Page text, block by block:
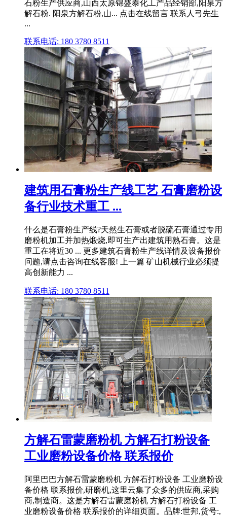
石粉生产供应商,山西太原锦盛泰化工产品经销部,阳泉方
解石粉. 阳泉方解石粉,山... 点击在线留言 联系人弓先生
...
联系电话: 180 3780 8511
建筑用石膏粉生产线工艺 石膏磨粉设
备行业技术重工 ...
什么是石膏粉生产线?天然生石膏或者脱硫石膏通过专用
磨粉机加工并加热煅烧,即可生产出建筑用熟石膏。这是
重工在将近30 ... 更多建筑石膏粉生产线详情及设备报价
问题,请点击咨询在线客服! 上一篇 矿山机械行业必须提
高创新能力 ...
联系电话: 180 3780 8511
方解石雷蒙磨粉机 方解石打粉设备
工业磨粉设备价格 联系报价
阿里巴巴方解石雷蒙磨粉机 方解石打粉设备 工业磨粉设
备价格 联系报价,研磨机,这里云集了众多的供应商,采购
商,制造商。这是方解石雷蒙磨粉机 方解石打粉设备 工
业磨粉设备价格 联系报价的详细页面。品牌:世邦,货号:,